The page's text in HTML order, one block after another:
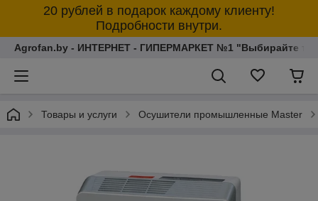
20 рублей в подарок каждому клиенту!
Подробности внутри.
Agrofan.by - ИНТЕРНЕТ - ГИПЕРМАРКЕТ №1 "Выбирайте
Товары и услуги Осушители промышленные Master